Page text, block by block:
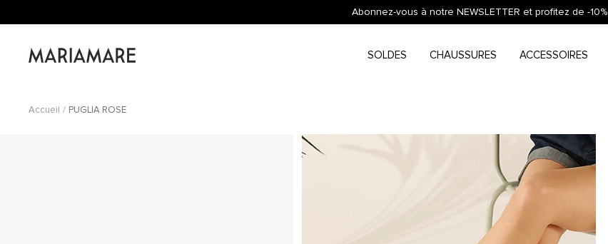
au
contenu
Abonnez-vous à notre NEWSLETTER et profitez de -10%
Mariamare SOLDES CHAUSSURES ACCESSOIRES
Accueil PUGLIA ROSE